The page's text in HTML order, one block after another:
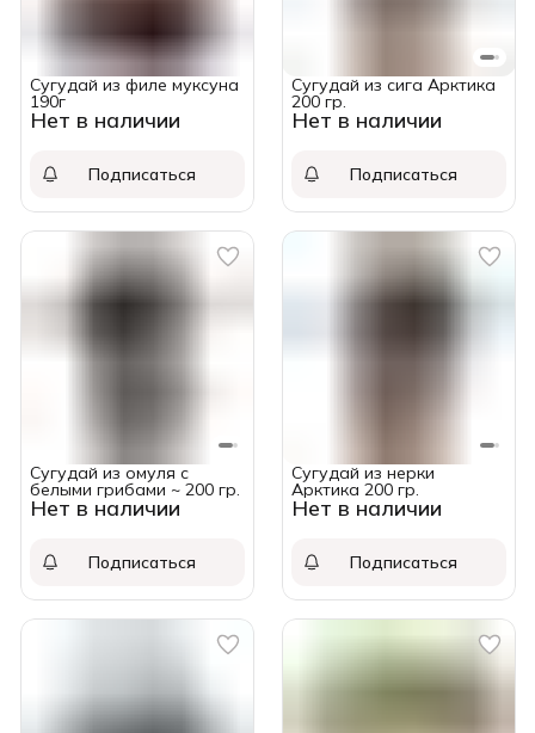
Нет в наличии
Сугудай из филе муксуна
190г
Подписаться
Нет в наличии
Сугудай из сига Арктика
200 гр.
Подписаться
Нет в наличии
Сугудай из омуля с
белыми грибами ~ 200 гр.
Подписаться
Нет в наличии
Сугудай из нерки
Арктика 200 гр.
Подписаться